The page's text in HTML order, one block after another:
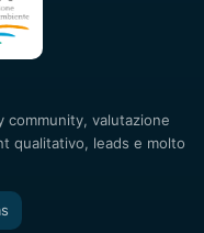
community, valutazione
qualitativo, leads e molto